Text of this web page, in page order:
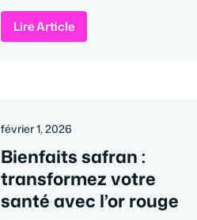
Lire Article
février 1, 2026
Bienfaits safran :
transformez votre
santé avec l’or rouge